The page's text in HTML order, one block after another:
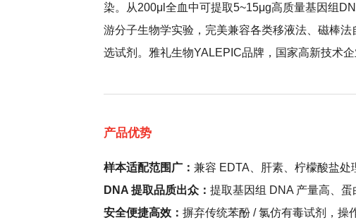
染。从200μl全血中可提取5~15μg高质量基因组
游分子生物学实验，完美兼容各类移液法、磁棒
选试剂。雅礼生物YALEPIC品牌，国家高新技术企
产品优势
样本适配范围广： 兼容 EDTA、肝素、柠檬酸盐处
DNA 提取品质出众： 提取基因组 DNA 产量高、
安全便捷高效： 摒弃传统苯酚 / 氯仿有毒试剂，操